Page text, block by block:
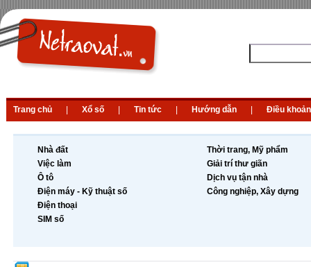
Trang chủ Xổ số Tin tức Hướng dẫn Điều khoản
Nhà đất
Việc làm
Ô tô
Điện máy - Kỹ thuật số
Điện thoại
SIM số
Thời trang, Mỹ phẩm
Giải trí thư giãn
Dịch vụ tận nhà
Công nghiệp, Xây dựng